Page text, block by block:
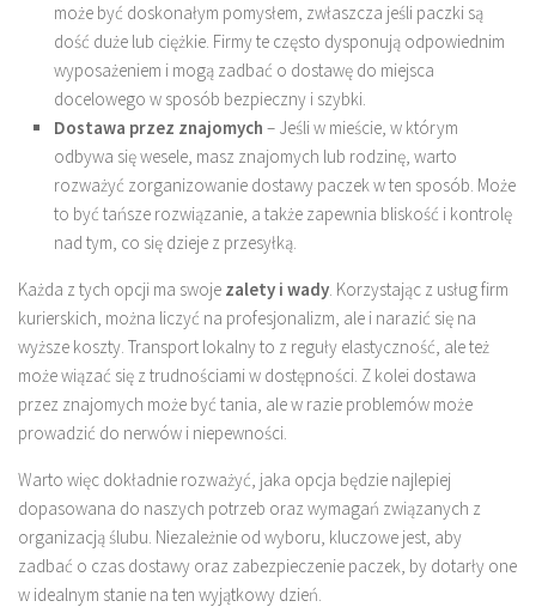
może być doskonałym pomysłem, zwłaszcza jeśli paczki są
dość duże lub ciężkie. Firmy te często dysponują odpowiednim
wyposażeniem i mogą zadbać o dostawę do miejsca
docelowego w sposób bezpieczny i szybki.
Dostawa przez znajomych – Jeśli w mieście, w którym
odbywa się wesele, masz znajomych lub rodzinę, warto
rozważyć zorganizowanie dostawy paczek w ten sposób. Może
to być tańsze rozwiązanie, a także zapewnia bliskość i kontrolę
nad tym, co się dzieje z przesyłką.
Każda z tych opcji ma swoje zalety i wady. Korzystając z usług firm
kurierskich, można liczyć na profesjonalizm, ale i narazić się na
wyższe koszty. Transport lokalny to z reguły elastyczność, ale też
może wiązać się z trudnościami w dostępności. Z kolei dostawa
przez znajomych może być tania, ale w razie problemów może
prowadzić do nerwów i niepewności.
Warto więc dokładnie rozważyć, jaka opcja będzie najlepiej
dopasowana do naszych potrzeb oraz wymagań związanych z
organizacją ślubu. Niezależnie od wyboru, kluczowe jest, aby
zadbać o czas dostawy oraz zabezpieczenie paczek, by dotarły one
w idealnym stanie na ten wyjątkowy dzień.